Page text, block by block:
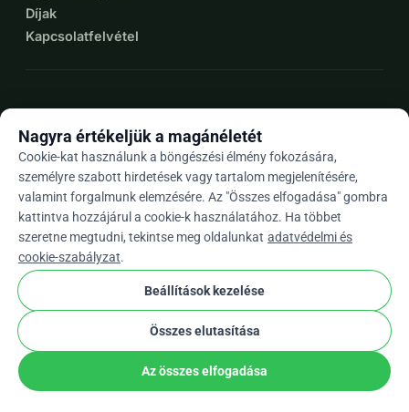
Díjak
Kapcsolatfelvétel
Huarrow_drop_down
★★★★★4,9 / 5 több mint 500 értékelés alapján
WhyDonate
Adatvédelem és sütik
Általános szerződési feltételek
Európában Készült stripe checkEllenőrzött Partner
Nagyra értékeljük a magánéletét
Cookie-kat használunk a böngészési élmény fokozására,
személyre szabott hirdetések vagy tartalom megjelenítésére,
valamint forgalmunk elemzésére. Az "Összes elfogadása" gombra
kattintva hozzájárul a cookie-k használatához. Ha többet
szeretne megtudni, tekintse meg oldalunkat adatvédelmi és
cookie-szabályzat.
Beállítások kezelése
Összes elutasítása
Az összes elfogadása